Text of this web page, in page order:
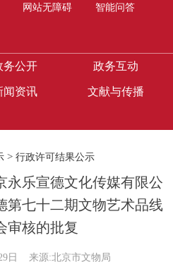
网站无障碍 智能问答
务公开 政务互动
闻资讯 文献与传播
> 行政许可结果公示
永乐宣德文化传媒有限公
第七十二期文物艺术品线
审核的批复
日 来源:北京市文物局